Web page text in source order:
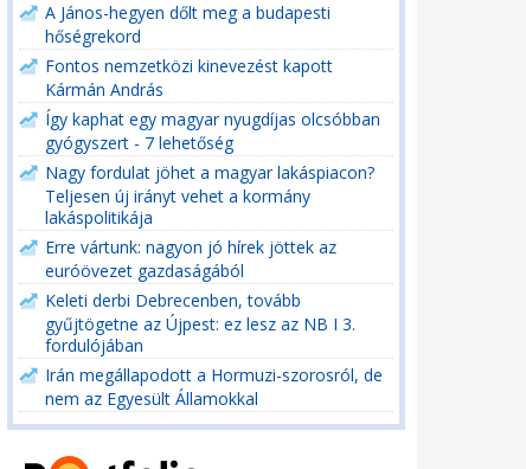
A János-hegyen dőlt meg a budapesti
hőségrekord
Fontos nemzetközi kinevezést kapott
Kármán András
Így kaphat egy magyar nyugdíjas olcsóbban
gyógyszert - 7 lehetőség
Nagy fordulat jöhet a magyar lakáspiacon?
Teljesen új irányt vehet a kormány
lakáspolitikája
Erre vártunk: nagyon jó hírek jöttek az
euróövezet gazdaságából
Keleti derbi Debrecenben, tovább
gyűjtögetne az Újpest: ez lesz az NB I 3.
fordulójában
Irán megállapodott a Hormuzi-szorosról, de
nem az Egyesült Államokkal